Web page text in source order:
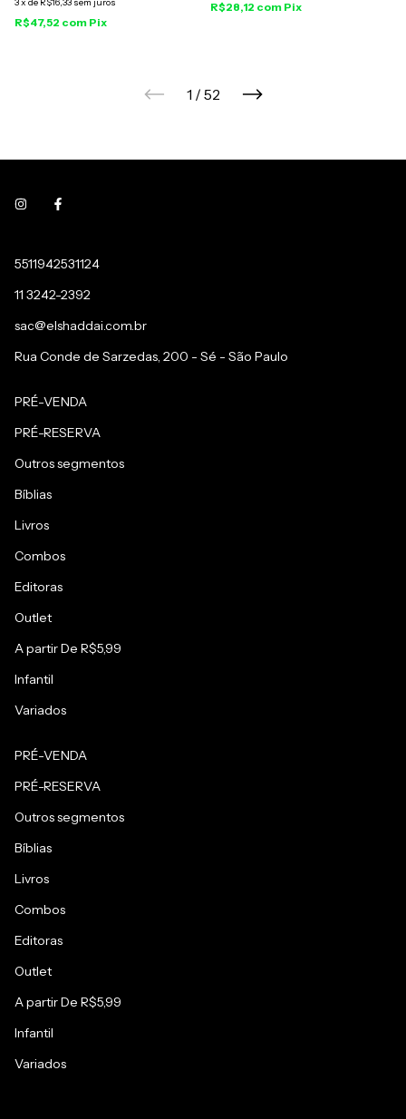
R$47,52 com Pix
R$28,12 com Pix
1 / 52
5511942531124
11 3242-2392
sac@elshaddai.com.br
Rua Conde de Sarzedas, 200 - Sé - São Paulo
PRÉ-VENDA
PRÉ-RESERVA
Outros segmentos
Bíblias
Livros
Combos
Editoras
Outlet
A partir De R$5,99
Infantil
Variados
PRÉ-VENDA
PRÉ-RESERVA
Outros segmentos
Bíblias
Livros
Combos
Editoras
Outlet
A partir De R$5,99
Infantil
Variados